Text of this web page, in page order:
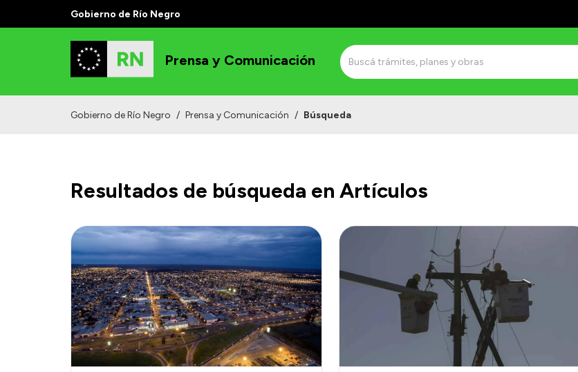
Gobierno de Río Negro
Prensa y Comunicación
Gobierno de Río Negro / Prensa y Comunicación / Búsqueda
Resultados de búsqueda en Artículos